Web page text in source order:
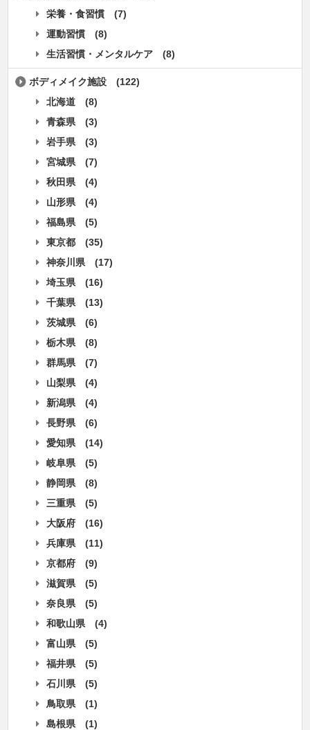
栄養・食習慣
(7)
運動習慣
(8)
生活習慣・メンタルケア
(8)
ボディメイク施設
(122)
北海道
(8)
青森県
(3)
岩手県
(3)
宮城県
(7)
秋田県
(4)
山形県
(4)
福島県
(5)
東京都
(35)
神奈川県
(17)
埼玉県
(16)
千葉県
(13)
茨城県
(6)
栃木県
(8)
群馬県
(7)
山梨県
(4)
新潟県
(4)
長野県
(6)
愛知県
(14)
岐阜県
(5)
静岡県
(8)
三重県
(5)
大阪府
(16)
兵庫県
(11)
京都府
(9)
滋賀県
(5)
奈良県
(5)
和歌山県
(4)
富山県
(5)
福井県
(5)
石川県
(5)
鳥取県
(1)
島根県
(1)